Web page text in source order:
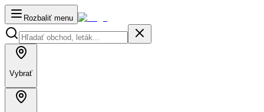
Rozbaliť menu
Vybrať